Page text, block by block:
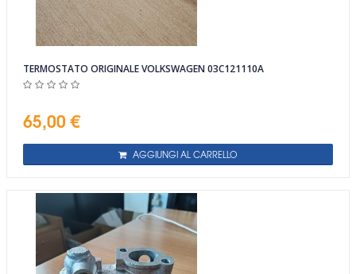
TERMOSTATO ORIGINALE VOLKSWAGEN 03C121110A
65,00 €
AGGIUNGI AL CARRELLO